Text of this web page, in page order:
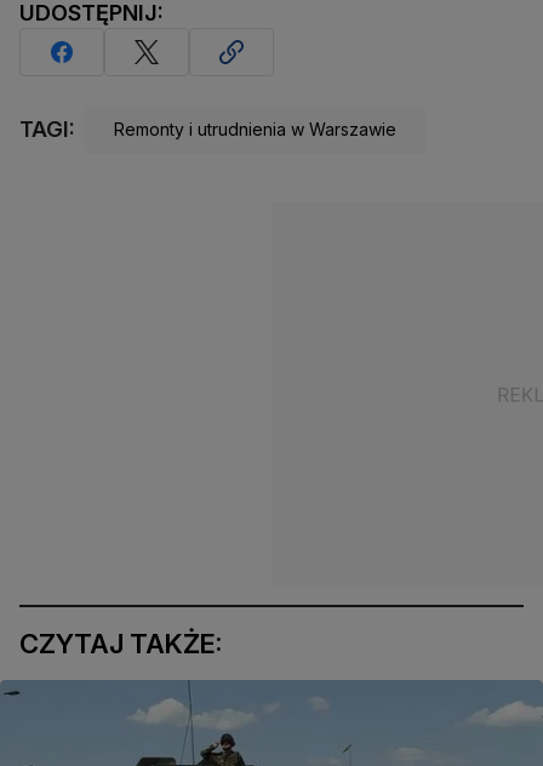
UDOSTĘPNIJ:
TAGI: Remonty i utrudnienia w Warszawie
CZYTAJ TAKŻE: